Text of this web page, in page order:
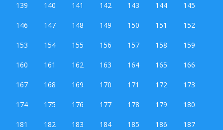
139 140 141 142 143 144 145
146 147 148 149 150 151 152
153 154 155 156 157 158 159
160 161 162 163 164 165 166
167 168 169 170 171 172 173
174 175 176 177 178 179 180
181 182 183 184 185 186 187